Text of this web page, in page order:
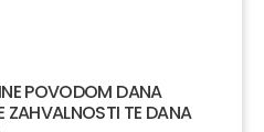
POVODOM DANA
ZAHVALNOSTI TE DANA